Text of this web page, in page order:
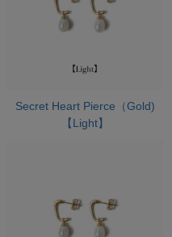
Secret Heart Pierce（Gold)
【Light】